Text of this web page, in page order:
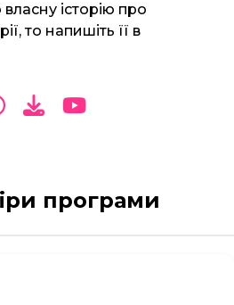
історію про
то напишіть її в
програми